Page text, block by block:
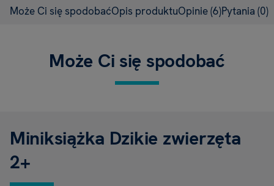
Może Ci się spodobaćOpis produktuOpinie(6)Pytania (0)
Może Ci się spodobać
Miniksiążka Dzikie zwierzęta
2+